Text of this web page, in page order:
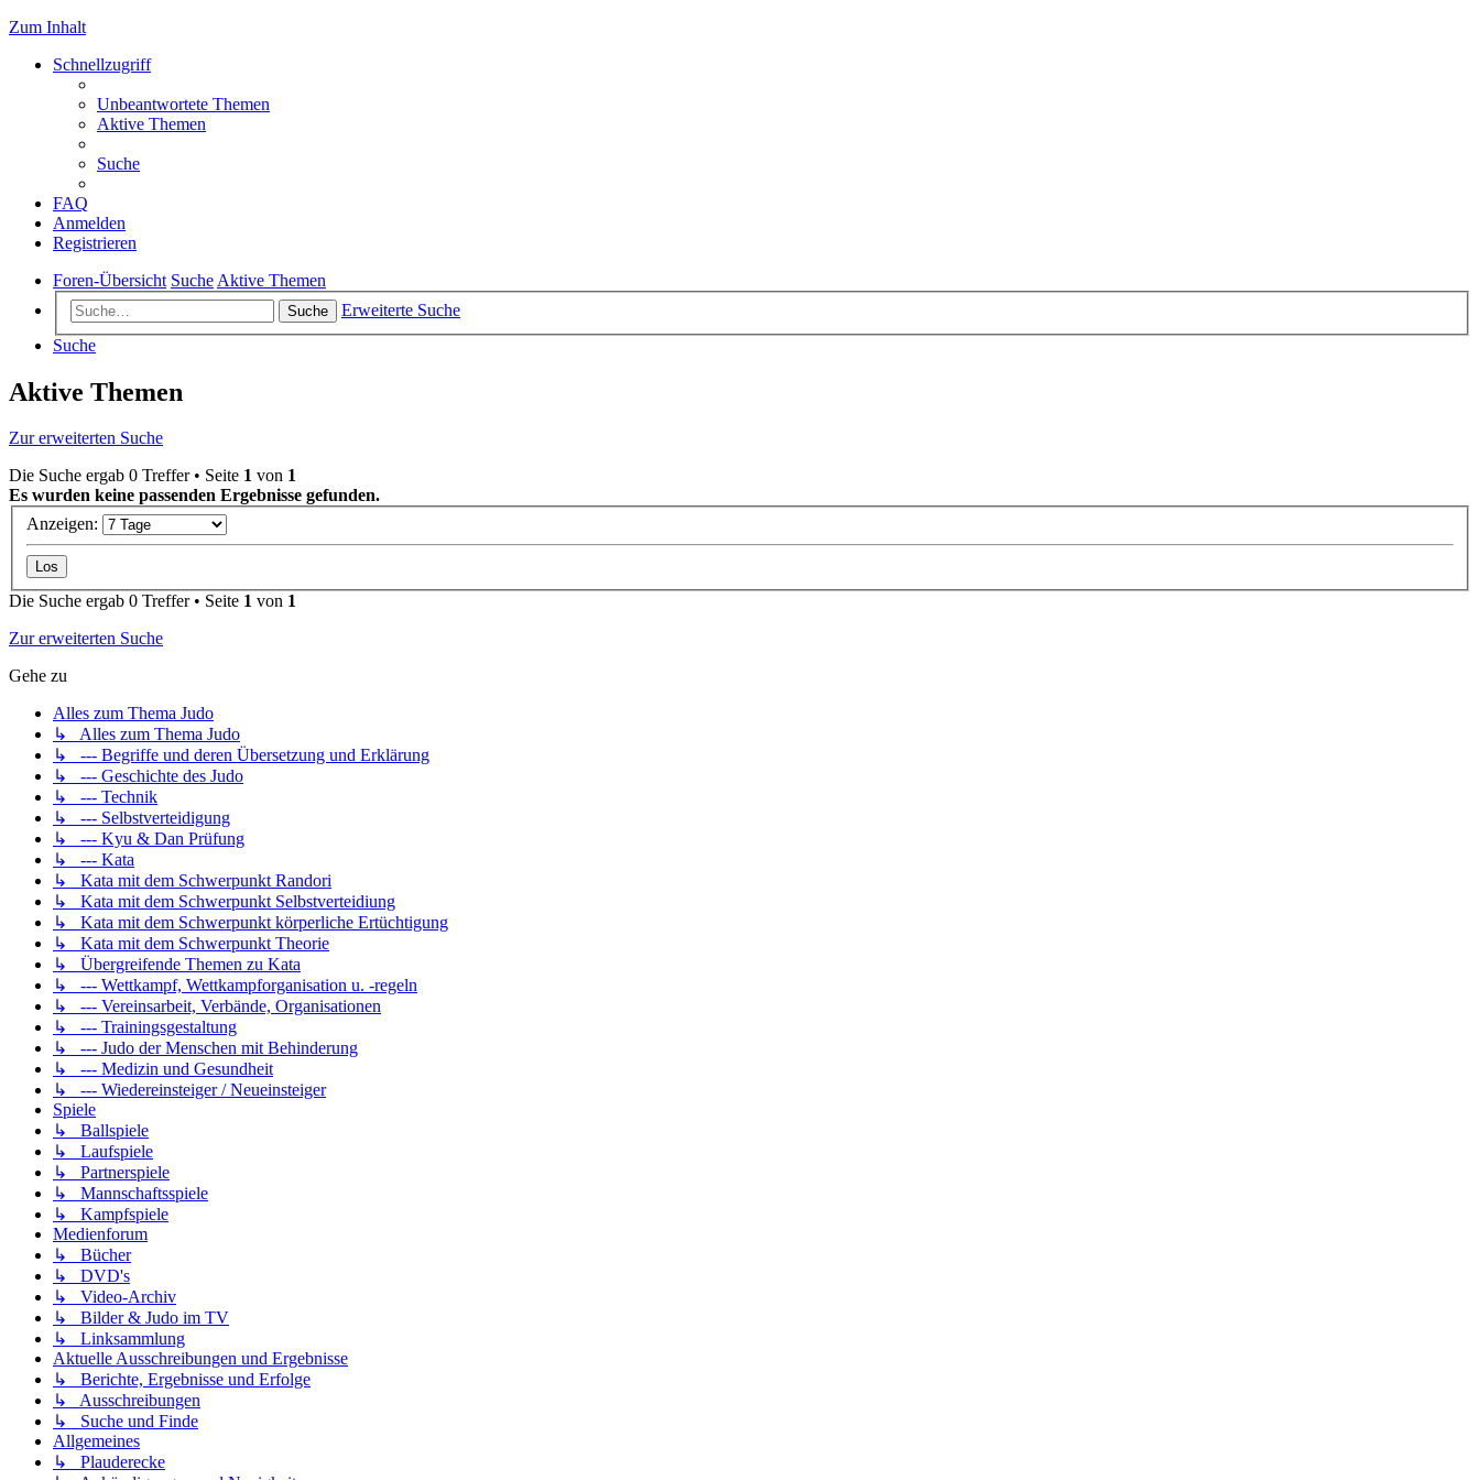
Zum Inhalt
Schnellzugriff
Unbeantwortete Themen
Aktive Themen
Suche
FAQ
Anmelden
Registrieren
Foren-Übersicht Suche Aktive Themen
Suche
Erweiterte Suche
Suche
Aktive Themen
Zur erweiterten Suche
Die Suche ergab 0 Treffer • Seite 1 von 1
Es wurden keine passenden Ergebnisse gefunden.
Anzeigen:
Die Suche ergab 0 Treffer • Seite 1 von 1
Zur erweiterten Suche
Gehe zu
Alles zum Thema Judo
↳ Alles zum Thema Judo
↳ --- Begriffe und deren Übersetzung und Erklärung
↳ --- Geschichte des Judo
↳ --- Technik
↳ --- Selbstverteidigung
↳ --- Kyu & Dan Prüfung
↳ --- Kata
↳ Kata mit dem Schwerpunkt Randori
↳ Kata mit dem Schwerpunkt Selbstverteidiung
↳ Kata mit dem Schwerpunkt körperliche Ertüchtigung
↳ Kata mit dem Schwerpunkt Theorie
↳ Übergreifende Themen zu Kata
↳ --- Wettkampf, Wettkampforganisation u. -regeln
↳ --- Vereinsarbeit, Verbände, Organisationen
↳ --- Trainingsgestaltung
↳ --- Judo der Menschen mit Behinderung
↳ --- Medizin und Gesundheit
↳ --- Wiedereinsteiger / Neueinsteiger
Spiele
↳ Ballspiele
↳ Laufspiele
↳ Partnerspiele
↳ Mannschaftsspiele
↳ Kampfspiele
Medienforum
↳ Bücher
↳ DVD's
↳ Video-Archiv
↳ Bilder & Judo im TV
↳ Linksammlung
Aktuelle Ausschreibungen und Ergebnisse
↳ Berichte, Ergebnisse und Erfolge
↳ Ausschreibungen
↳ Suche und Finde
Allgemeines
↳ Plauderecke